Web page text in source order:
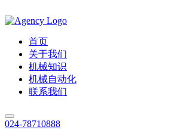
首页
关于我们
机械知识
机械自动化
联系我们
024-78710888